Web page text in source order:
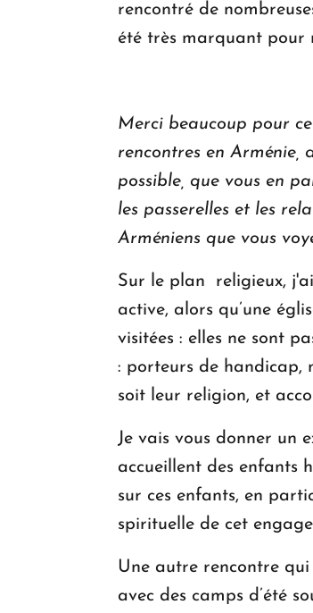
rencontré de
été très marquant pour
Merci beaucoup pour
rencontres en Arménie,
possible, que vous en
les passerelles et les
Arméniens que vous
Sur le plan religieux,
active, alors qu’une
visitées : elles ne sont
: porteurs de handicap,
soit leur religion, et
Je vais vous donner un
accueillent des enfants
sur ces enfants, en
spirituelle de cet
Une autre rencontre qui
avec des camps d’été